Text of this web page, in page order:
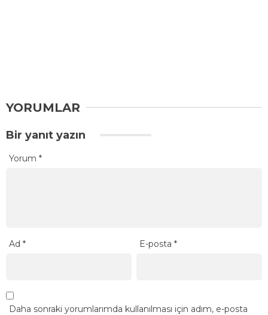
YORUMLAR
Bir yanıt yazın
Yorum *
Ad * E-posta*
Daha sonraki yorumlarımda kullanılması için adım, e-posta